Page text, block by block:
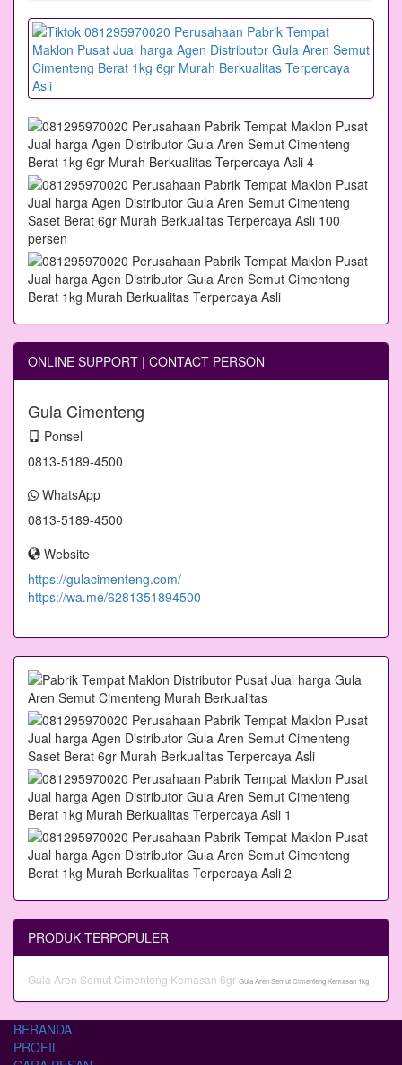
ONLINE SUPPORT | CONTACT PERSON
Gula Cimenteng
Ponsel
0813-5189-4500
WhatsApp
0813-5189-4500
Website
https://gulacimenteng.com/
https://wa.me/6281351894500
PRODUK TERPOPULER
Gula Aren Semut Cimenteng Kemasan 6gr Gula Aren Semut Cimenteng Kemasan 1kg
BERANDA
PROFIL